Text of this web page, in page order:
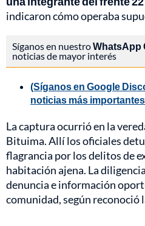
indicaron cómo operaba
Síganos en nuestroWhatsApp
noticias de mayor interés
(Síganos en Google
noticias más
La captura ocurrió en la
Bituima. Allí los oficiales
flagrancia por los delitos de
habitación ajena. La
denuncia e información
comunidad, según reconoció